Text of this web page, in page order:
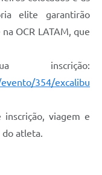
elite garantirão
OCR LATAM, que
354/excalibu
viagem e
do atleta.